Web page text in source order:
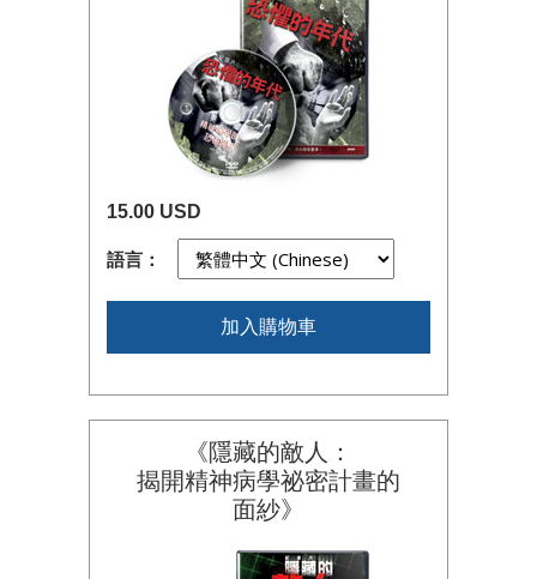
15.00 USD
語言：
加入購物車
《隱藏的敵人：
揭開精神病學祕密計畫的
面紗》